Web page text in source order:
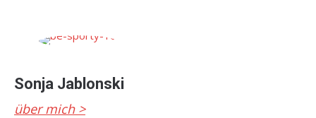
Sonja Jablonski
über mich >